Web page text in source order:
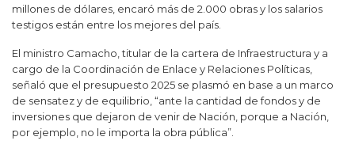
millones de dólares, encaró más de 2.000 obras y los salarios
testigos están entre los mejores del país.
El ministro Camacho, titular de la cartera de Infraestructura y a
cargo de la Coordinación de Enlace y Relaciones Políticas,
señaló que el presupuesto 2025 se plasmó en base a un marco
de sensatez y de equilibrio, “ante la cantidad de fondos y de
inversiones que dejaron de venir de Nación, porque a Nación,
por ejemplo, no le importa la obra pública”.